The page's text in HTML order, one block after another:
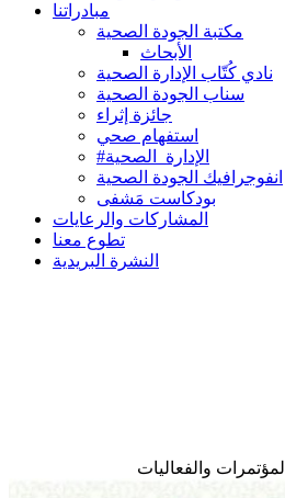
مبادراتنا
مكتبة الجودة الصحية
الأبحاث
نادي كُتّاب الإدارة الصحية
سناب الجودة الصحية
جائزة إثراء
استفهام صحي
#الإدارة_الصحية
انفوجرافيك الجودة الصحية
بودكاست مَشفى
المشاركات والرعايات
تطوع معنا
النشرة البريدية
المؤتمرات والفعاليات